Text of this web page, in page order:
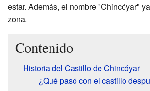
estar. Además, el nombre "Chincóyar"
zona.
Contenido
Historia del Castillo de Chincóyar
¿Qué pasó con el castillo